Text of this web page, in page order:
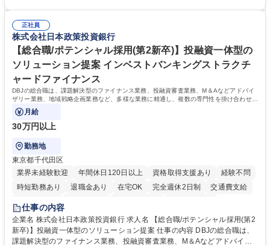
平均100件前後■メール・手紙：同上40件前後 募集職種 中野本社【お客様
相談室】お客様のお声をもとにより良い商品づくりへ貢献
すのでご安心ください。 【当社について】キリングループの広報機能を担
う会社として、お客様との出会いを大切にし、磨き上げたホスピタリティ
を込めてコミュニケーションをとりながら広報関連業務を行っておりま
す。 学歴・資格 学歴：大学院 大学 高専 短大 専修学校 高校 語学力： 資
格：
正社員
株式会社日本政策投資銀行
【総合職/ポテンシャル採用(第2新卒)】投融資一体型の
ソリューション提案 インベストバンキングストラクチ
ャードファイナンス
DBJの総合職は、課題解決型のファイナンス業務、投融資審査業務、M＆Aなどアドバイ
ザリー業務、地域戦略企画業務など、多様な業務に精通し、複数の専門性を掛け合わせて
広く社会に貢献していく職種です。
月給
30万円以上
勤務地
東京都千代田区
業界未経験歓迎
年間休日120日以上 資格取得支援あり
経験不問
時短勤務あり
退職金あり 在宅OK 完全週休2日制
交通費支給
駅近5分以内
食事補助あり
託児所あり
仕事の内容
企業名 株式会社日本政策投資銀行 求人名 【総合職/ポテンシャル採用(第2
新卒)】投融資一体型のソリューション提案 仕事の内容 DBJの総合職は、
課題解決型のファイナンス業務、投融資審査業務、M＆Aなどアドバイザ